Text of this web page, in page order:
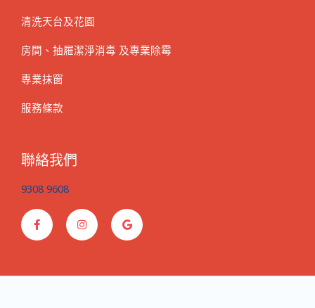
清洗天台及花園
房間、抽屜潔淨消毒 及專業除霉
專業抹窗
服務條款
聯絡我們
9308 9608
F
a
c
e
o
I
n
s
t
r
G
o
o
g